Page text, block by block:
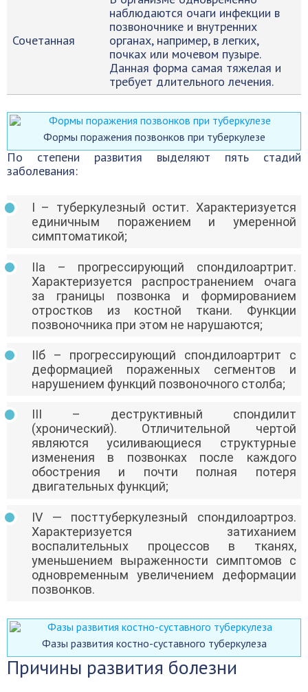
Сочетанная
наблюдаются очаги инфекции в
позвоночнике и внутренних
органах, например, в легких,
почках или мочевом пузыре.
Данная форма самая тяжелая и
требует длительного лечения.
Формы поражения позвонков при туберкулезе
По степени развития выделяют пять стадий
заболевания:
I – туберкулезный остит. Характеризуется
единичным поражением и умеренной
симптоматикой;
IIа – прогрессирующий спондилоартрит.
Характеризуется распространением очага
за границы позвонка и формированием
отростков из костной ткани. Функции
позвоночника при этом не нарушаются;
IIб – прогрессирующий спондилоартрит с
деформацией пораженных сегментов и
нарушением функций позвоночного столба;
III – деструктивный спондилит
(хронический). Отличительной чертой
являются усиливающиеся структурные
изменения в позвонках после каждого
обострения и почти полная потеря
двигательных функций;
IV — посттуберкулезный спондилоартроз.
Характеризуется затиханием
воспалительных процессов в тканях,
уменьшением выраженности симптомов с
одновременным увеличением деформации
позвонков.
Фазы развития костно-суставного туберкулеза
Причины развития болезни